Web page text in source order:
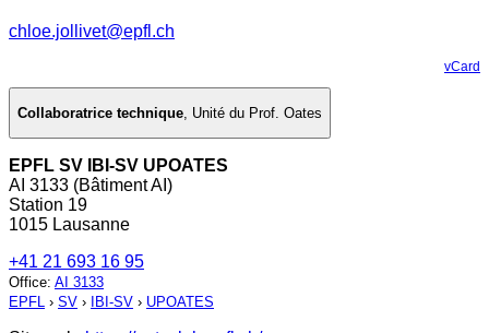
chloe.jollivet@epfl.ch
vCard
Collaboratrice technique, Unité du Prof. Oates
EPFL SV IBI-SV UPOATES
AI 3133 (Bâtiment AI)
Station 19
1015 Lausanne
+41 21 693 16 95
Office: AI 3133
EPFL › SV › IBI-SV › UPOATES